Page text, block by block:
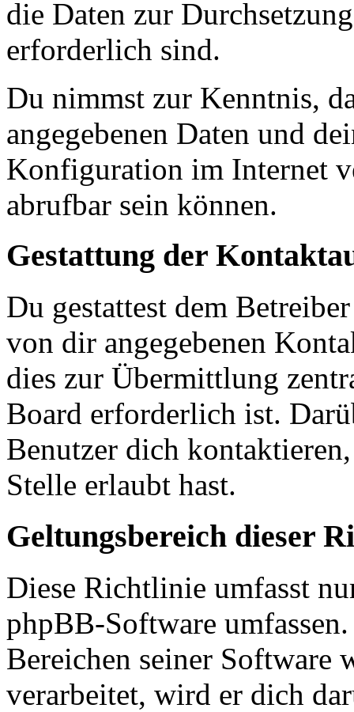
die Daten zur
erforderlich sind.
Du nimmst zur Kenntnis,
angegebenen Daten und
Konfiguration im Internet
abrufbar sein können.
Gestattung der
Du gestattest dem
von dir angegebenen
dies zur Übermittlung
Board erforderlich ist.
Benutzer dich
Stelle erlaubt hast.
Geltungsbereich dieser
Diese Richtlinie umfasst
phpBB-Software
Bereichen seiner Software
verarbeitet, wird er dich